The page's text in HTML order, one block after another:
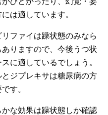
は適しています。
ファイは躁状態のみなら
りますので、今後うつ状
に適しているでしょう。
ジプレキサは糖尿病の方
す。
な効果は躁状態しか確認